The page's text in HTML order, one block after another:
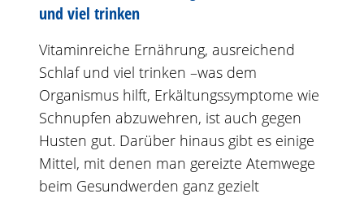
und viel trinken
Vitaminreiche Ernährung, ausreichend
Schlaf und viel trinken –was dem
Organismus hilft, Erkältungssymptome wie
Schnupfen abzuwehren, ist auch gegen
Husten gut. Darüber hinaus gibt es einige
Mittel, mit denen man gereizte Atemwege
beim Gesundwerden ganz gezielt